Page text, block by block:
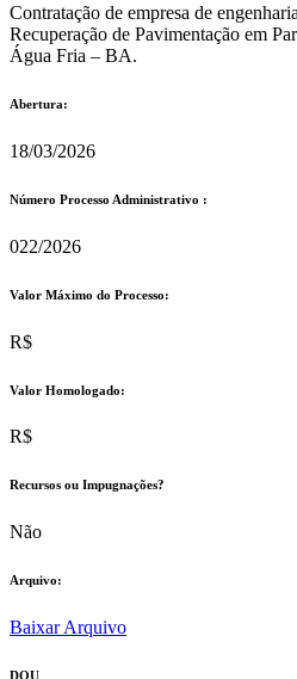
Contratação de empresa de
Recuperação de Pavimentação em
Água Fria – BA.
Abertura:
18/03/2026
Número Processo Administrativo :
022/2026
Valor Máximo do Processo: ​
R$
Valor Homologado: ​
R$
Recursos ou Impugnações? ​
Não
Arquivo:
Baixar Arquivo
DOU